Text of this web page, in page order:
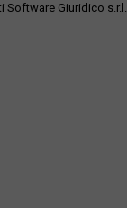
Software Giuridico s.r.l.